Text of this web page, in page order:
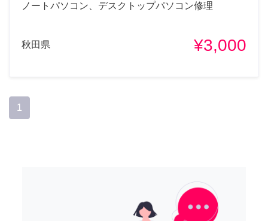
ノートパソコン、デスクトップパソコン修理
秋田県 ¥3,000
1